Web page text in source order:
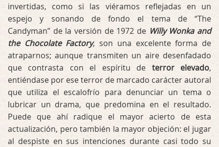
invertidas, como si las viéramos reflejadas en un
espejo y sonando de fondo el tema de “The
Candyman” de la versión de 1972 de Willy Wonka and
the Chocolate Factory, son una excelente forma de
atraparnos; aunque transmiten un aire desenfadado
que contrasta con el espíritu de terror elevado,
entiéndase por ese terror de marcado carácter autoral
que utiliza el escalofrío para denunciar un tema o
lubricar un drama, que predomina en el resultado.
Puede que ahí radique el mayor acierto de esta
actualización, pero también la mayor objeción: el jugar
al despiste en sus intenciones durante casi todo su